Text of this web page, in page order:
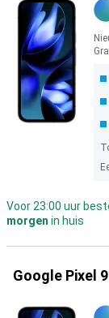
Voor 23:00 uur
morgen in huis
Google Pixel